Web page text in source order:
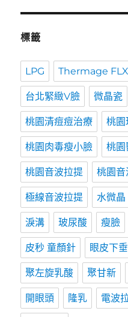
標籤
LPG Thermage FLX
台北緊緻V臉 微晶瓷
桃園清痘痘治療 桃園
桃園肉毒瘦小臉 桃園
桃園音波拉提 桃園音
極線音波拉提 水微晶
淚溝 玻尿酸 瘦臉
皮秒 童顏針 眼皮下
聚左旋乳酸 聚甘新
開眼頭 隆乳 電波